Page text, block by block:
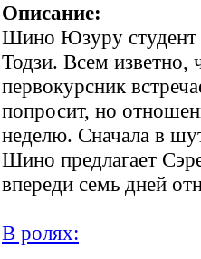
Описание:
Шино Юзуру студент
Тодзи. Всем
первокурсник
попросит, но
неделю. Сначала в
Шино предлагает
впереди семь дней
В ролях: